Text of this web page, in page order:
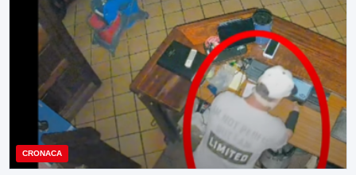
CRONACA